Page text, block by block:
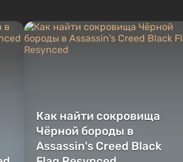
Игроку дана по...
Как найти сокровища
Чёрной бороды в
Assassin's Creed Black